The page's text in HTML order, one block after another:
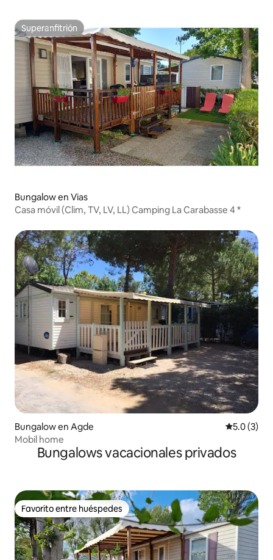
Superanfitrión
Superanfitrión
Bungalow en Vias
Casa móvil (Clim, TV, LV, LL) Camping La Carabasse 4 *
Bungalow en Agde
5.0 (3)
Mobil home
Bungalows vacacionales privados
Favorito entre huéspedes
Favorito entre huéspedes